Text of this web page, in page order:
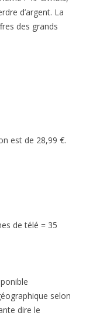
d’argent. La
des grands
est de 28,99 €.
de télé = 35
selon
dire le